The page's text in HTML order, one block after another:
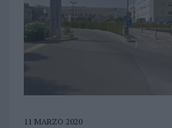
11 MARZO 2020